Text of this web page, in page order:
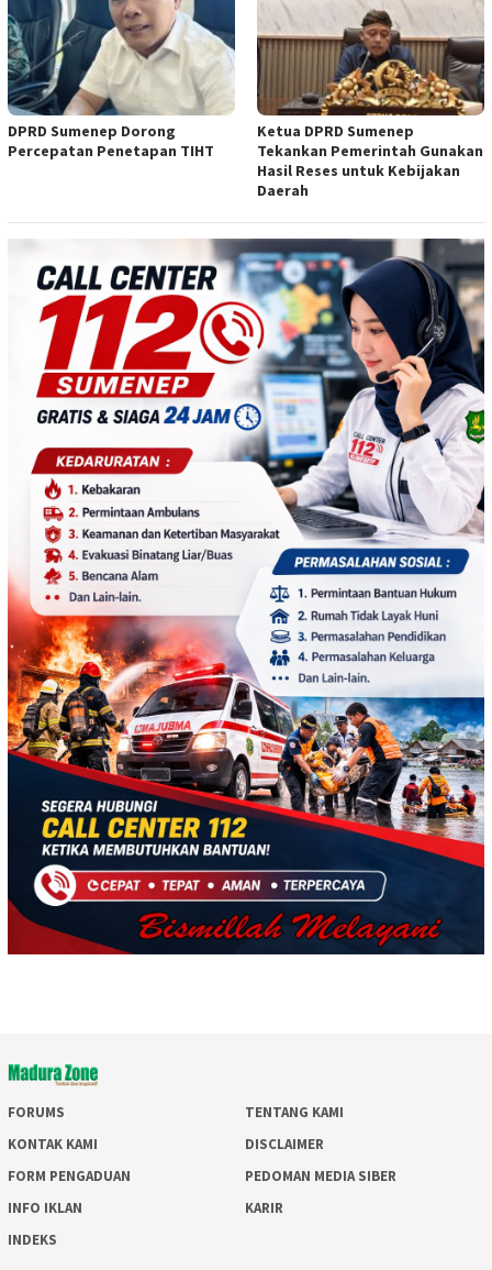
DPRD Sumenep Dorong
Percepatan Penetapan TIHT
Ketua DPRD Sumenep
Tekankan Pemerintah Gunakan
Hasil Reses untuk Kebijakan
Daerah
FORUMS
TENTANG KAMI
KONTAK KAMI
DISCLAIMER
FORM PENGADUAN
PEDOMAN MEDIA SIBER
INFO IKLAN
KARIR
INDEKS